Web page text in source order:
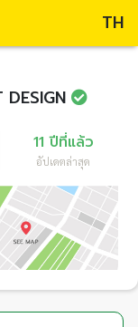
TH
11 ปีที่แล้ว
อัปเดตล่าสุด